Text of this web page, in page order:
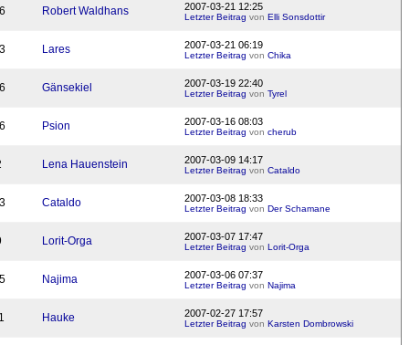
Robert Waldhans 2007-03-21 12:25
Letzter Beitrag von Elli Sonsdottir
Lares 2007-03-21 06:19
Letzter Beitrag von Chika
Gänsekiel 2007-03-19 22:40
Letzter Beitrag von Tyrel
Psion 2007-03-16 08:03
Letzter Beitrag von cherub
Lena Hauenstein 2007-03-09 14:17
Letzter Beitrag von Cataldo
Cataldo 2007-03-08 18:33
Letzter Beitrag von Der Schamane
Lorit-Orga 2007-03-07 17:47
Letzter Beitrag von Lorit-Orga
Najima 2007-03-06 07:37
Letzter Beitrag von Najima
Hauke 2007-02-27 17:57
Letzter Beitrag von Karsten Dombrowski